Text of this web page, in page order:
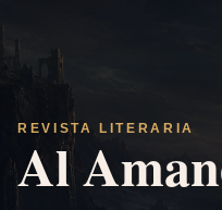
REVISTA LITERARIA
Al